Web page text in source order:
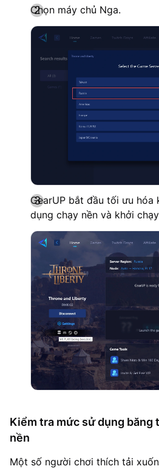
Chọn máy chủ Nga.
GearUP bắt đầu tối ưu hóa
dụng chạy nền và khởi
Kiểm tra mức sử dụng băng
nền
Một số người chơi thích tải